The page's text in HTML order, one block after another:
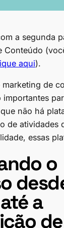
a segunda
Conteúdo
aqui).
marketing de
importantes
não há
de atividades
essas
o
a
de